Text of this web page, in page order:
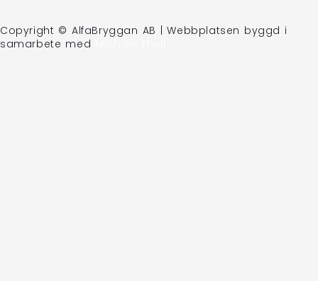
Copyright © AlfaBryggan AB | Webbplatsen byggd i
samarbete med